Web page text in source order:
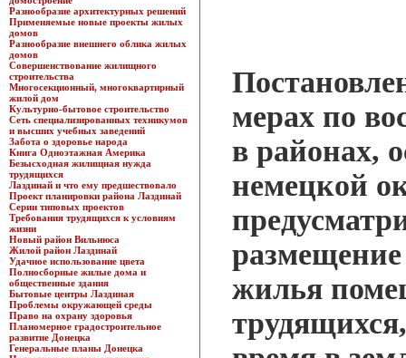
Разнообразие архитектурных решений
Применяемые новые проекты жилых
домов
Разнообразие внешнего облика жилых
домов
Совершенствование жилищного
строительства
Многосекционный, многоквартирный
жилой дом
Культурно-бытовое строительство
Сеть специализированных техникумов
и высших учебных заведений
Забота о здоровье народа
Книга Одноэтажная Америка
Безысходная жилищная нужда
трудящихся
Лаздинай и что ему предшествовало
Проект планировки района Лаздинай
Серии типовых проектов
Требования трудящихся к условиям
жизни
Новый район Вильнюса
Жилой район Лаздинай
Удачное использование цвета
Полносборные жилые дома и
общественные здания
Бытовые центры Лаздиная
Проблемы окружающей среды
Право на охрану здоровья
Планомерное градостроительное
развитие Донецка
Генеральные планы Донецка
мерах по
в районах,
немецкой
жилья